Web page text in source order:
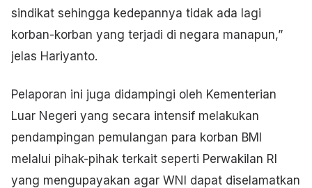
sindikat sehingga kedepannya tidak ada lagi
korban-korban yang terjadi di negara manapun,”
jelas Hariyanto.
Pelaporan ini juga didampingi oleh Kementerian
Luar Negeri yang secara intensif melakukan
pendampingan pemulangan para korban BMI
melalui pihak-pihak terkait seperti Perwakilan RI
yang mengupayakan agar WNI dapat diselamatkan